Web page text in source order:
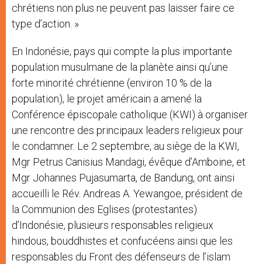
chrétiens non plus ne peuvent pas laisser faire ce
type d’action. »
En Indonésie, pays qui compte la plus importante
population musulmane de la planète ainsi qu’une
forte minorité chrétienne (environ 10 % de la
population), le projet américain a amené la
Conférence épiscopale catholique (KWI) à organiser
une rencontre des principaux leaders religieux pour
le condamner. Le 2 septembre, au siège de la KWI,
Mgr Petrus Canisius Mandagi, évêque d’Amboine, et
Mgr Johannes Pujasumarta, de Bandung, ont ainsi
accueilli le Rév. Andreas A. Yewangoe, président de
la Communion des Eglises (protestantes)
d’Indonésie, plusieurs responsables religieux
hindous, bouddhistes et confucéens ainsi que les
responsables du Front des défenseurs de l’islam